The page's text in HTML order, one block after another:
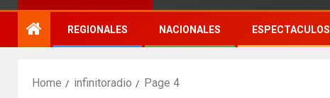
REGIONALES NACIONALES ESPECTACULOS
Home infinitoradio Page 4